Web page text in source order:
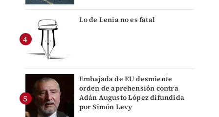
Lo de Lenia no es fatal
Embajada de EU desmiente
orden de aprehensión contra
Adán Augusto López difundida
por Simón Levy